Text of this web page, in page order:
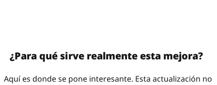
¿Para qué sirve realmente esta mejora?
Aquí es donde se pone interesante. Esta actualización no